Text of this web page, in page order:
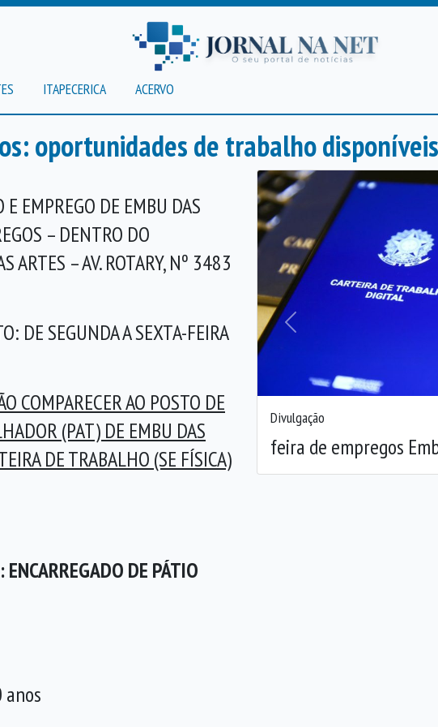
ITAPECERICA ACERVO
oportunidades de trabalho
Divulgação
feira de empregos
Anterior
EMPREGO DE EMBU DAS
– DENTRO DO
ARTES – AV. ROTARY, Nº 3483
DE SEGUNDA A SEXTA-FEIRA
COMPARECER AO POSTO DE
(PAT) DE EMBU DAS
DE TRABALHO (SE FÍSICA)
DE PÁTIO